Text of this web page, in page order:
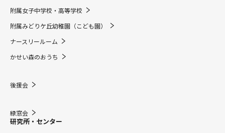
附属女子中学校・高等学校
附属みどりケ丘幼稚園（こども園）
ナースリールーム
かせい森のおうち
後援会
緑窓会
研究所・センター